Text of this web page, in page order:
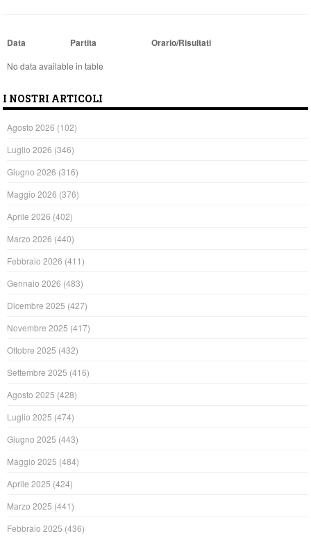
Data Partita Orario/Risultati
No data available in table
I NOSTRI ARTICOLI
Agosto 2026 (102)
Luglio 2026 (346)
Giugno 2026 (316)
Maggio 2026 (376)
Aprile 2026 (402)
Marzo 2026 (440)
Febbraio 2026 (411)
Gennaio 2026 (483)
Dicembre 2025 (427)
Novembre 2025 (417)
Ottobre 2025 (432)
Settembre 2025 (416)
Agosto 2025 (428)
Luglio 2025 (474)
Giugno 2025 (443)
Maggio 2025 (484)
Aprile 2025 (424)
Marzo 2025 (441)
Febbraio 2025 (436)